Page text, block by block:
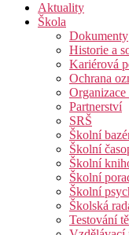
Aktuality
Škola
Dokumenty
Historie a
Kariérová
Ochrana
Partnerství
SRŠ
Školní
Školní
Školní
Školní
Školní
Školská
Testování